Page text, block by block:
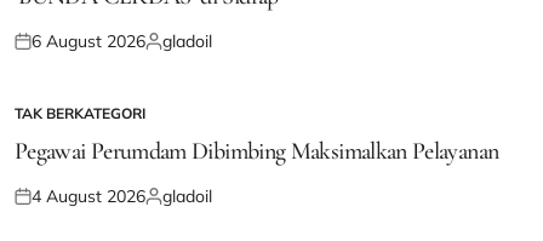
Posted
6 August 2026Posted
gladoil
POSTED
IN
TAK BERKATEGORI
Pegawai Perumdam Dibimbing Maksimalkan Pelayanan
Posted
4 August 2026Posted
gladoil